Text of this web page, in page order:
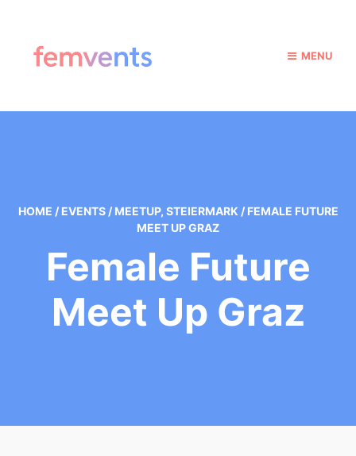
MENU
HOME / EVENTS / MEETUP, STEIERMARK / FEMALE FUTURE
MEET UP GRAZ
Female Future
Meet Up Graz